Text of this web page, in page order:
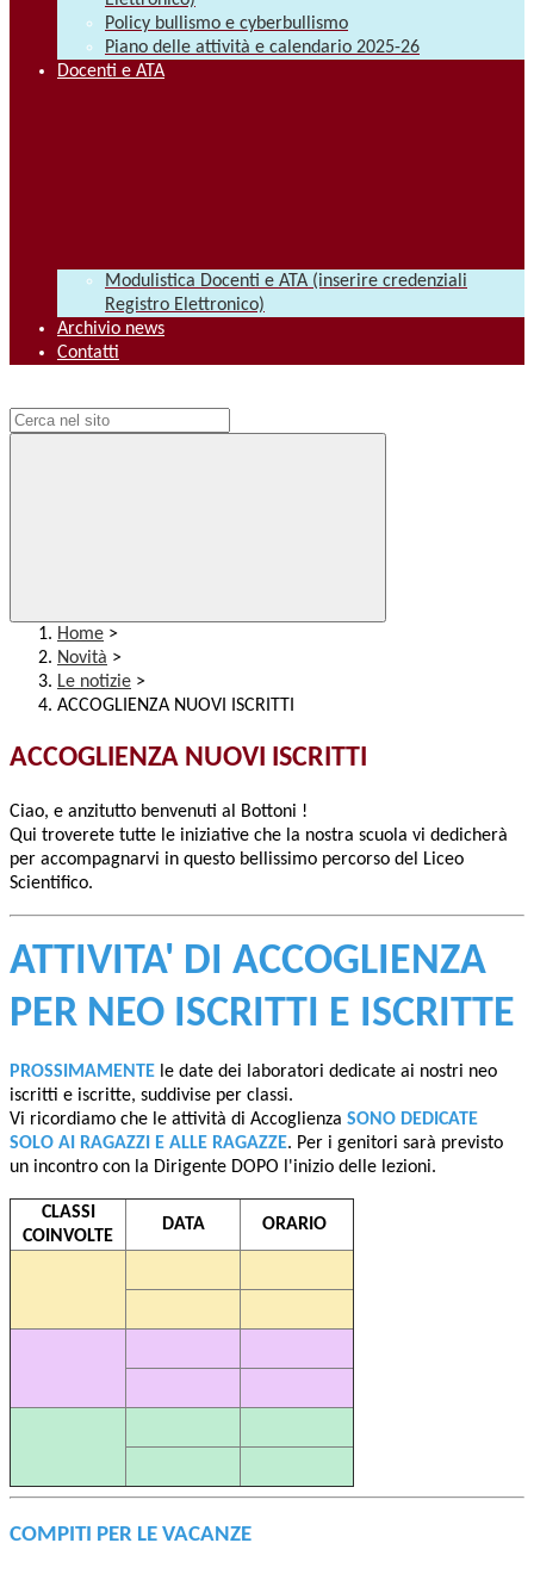
Policy bullismo e cyberbullismo
Piano delle attività e calendario 2025-26
Docenti e ATA
Modulistica Docenti e ATA (inserire credenziali
Registro Elettronico)
Archivio news
Contatti
Home >
Novità >
Le notizie >
ACCOGLIENZA NUOVI ISCRITTI
ACCOGLIENZA NUOVI ISCRITTI
Ciao, e anzitutto benvenuti al Bottoni !
Qui troverete tutte le iniziative che la nostra scuola vi dedicherà
per accompagnarvi in questo bellissimo percorso del Liceo
Scientifico.
ATTIVITA' DI ACCOGLIENZA
PER NEO ISCRITTI E ISCRITTE
PROSSIMAMENTE le date dei laboratori dedicate ai nostri neo
iscritti e iscritte, suddivise per classi.
Vi ricordiamo che le attività di Accoglienza SONO DEDICATE
SOLO AI RAGAZZI E ALLE RAGAZZE. Per i genitori sarà previsto
un incontro con la Dirigente DOPO l'inizio delle lezioni.
CLASSI
COINVOLTE
DATA ORARIO
COMPITI PER LE VACANZE